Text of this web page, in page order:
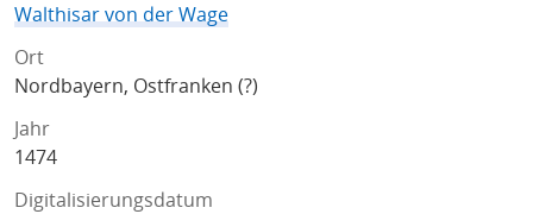
Walthisar von der Wage
Ort
Nordbayern, Ostfranken (?)
Jahr
1474
Digitalisierungsdatum